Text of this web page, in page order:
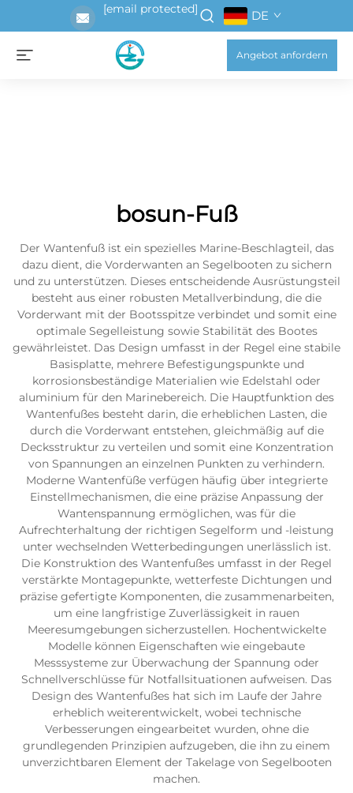
[email protected] DE
Angebot anfordern
bosun-Fuß
Der Wantenfuß ist ein spezielles Marine-Beschlagteil, das
dazu dient, die Vorderwanten an Segelbooten zu sichern
und zu unterstützen. Dieses entscheidende Ausrüstungsteil
besteht aus einer robusten Metallverbindung, die die
Vorderwant mit der Bootsspitze verbindet und somit eine
optimale Segelleistung sowie Stabilität des Bootes
gewährleistet. Das Design umfasst in der Regel eine stabile
Basisplatte, mehrere Befestigungspunkte und
korrosionsbeständige Materialien wie Edelstahl oder
aluminium für den Marinebereich. Die Hauptfunktion des
Wantenfußes besteht darin, die erheblichen Lasten, die
durch die Vorderwant entstehen, gleichmäßig auf die
Decksstruktur zu verteilen und somit eine Konzentration
von Spannungen an einzelnen Punkten zu verhindern.
Moderne Wantenfüße verfügen häufig über integrierte
Einstellmechanismen, die eine präzise Anpassung der
Wantenspannung ermöglichen, was für die
Aufrechterhaltung der richtigen Segelform und -leistung
unter wechselnden Wetterbedingungen unerlässlich ist.
Die Konstruktion des Wantenfußes umfasst in der Regel
verstärkte Montagepunkte, wetterfeste Dichtungen und
präzise gefertigte Komponenten, die zusammenarbeiten,
um eine langfristige Zuverlässigkeit in rauen
Meeresumgebungen sicherzustellen. Hochentwickelte
Modelle können Eigenschaften wie eingebaute
Messsysteme zur Überwachung der Spannung oder
Schnellverschlüsse für Notfallsituationen aufweisen. Das
Design des Wantenfußes hat sich im Laufe der Jahre
erheblich weiterentwickelt, wobei technische
Verbesserungen eingearbeitet wurden, ohne die
grundlegenden Prinzipien aufzugeben, die ihn zu einem
unverzichtbaren Element der Takelage von Segelbooten
machen.